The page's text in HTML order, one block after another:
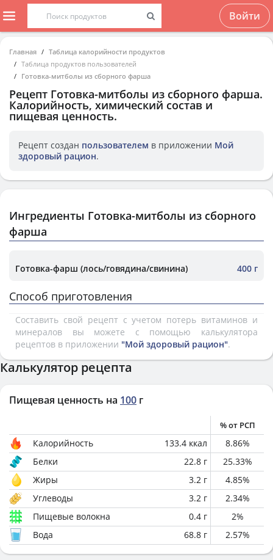
Войти
Главная
Таблица калорийности продуктов
Таблица продуктов пользователей
Готовка-митболы из сборного фарша
Рецепт Готовка-митболы из сборного фарша.
Калорийность, химический состав и
пищевая ценность.
Рецепт создан пользователем в приложении Мой
здоровый рацион.
Ингредиенты Готовка-митболы из сборного
фарша
Готовка-фарш (лось/говядина/свинина) 400 г
Способ приготовления
Составить свой рецепт с учетом потерь витаминов и
минералов вы можете с помощью калькулятора
рецептов в приложении "Мой здоровый рацион".
Калькулятор рецепта
Пищевая ценность на 100 г
% от РСП
Калорийность 133.4 ккал 8.86%
Белки
22.8 г 25.33%
Жиры
3.2 г 4.85%
Углеводы
3.2 г 2.34%
Пищевые волокна
0.4 г 2%
Вода
68.8 г 2.57%